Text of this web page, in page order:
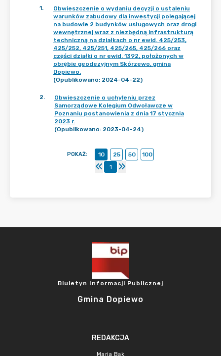
1.
Obwieszczenie o wydaniu decyzji o ustaleniu
warunków zabudowy dla inwestycji polegającej
na budowie 2 budynków usługowych oraz drogi
wewnętrznej wraz z niezbędną infrastrukturą
techniczną na działkach o nr ewid. 425/253,
425/252, 425/251, 425/265, 425/266 oraz
części działki o nr ewid. 1392, położonych w
obrębie geodezyjnym Skórzewo, gmina
Dopiewo.
(Opublikowano: 2024-04-22)
2.
Obwieszczenie o uchyleniu przez
Samorządowe Kolegium Odwoławcze w
Poznaniu postanowienia z dnia 17 stycznia
2023 r.
(Opublikowano: 2023-04-24)
POKAŻ: 10 25 50
100
1
Biuletyn Informacji Publicznej
Gmina Dopiewo
REDAKCJA
Maria Bąk